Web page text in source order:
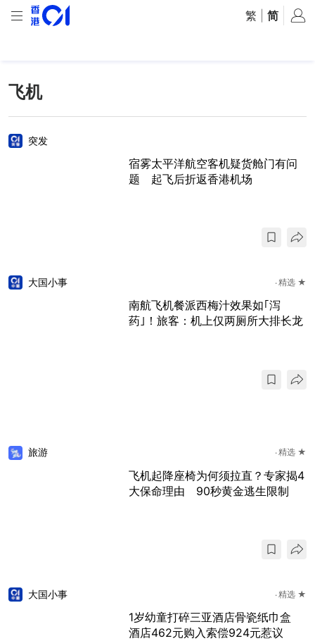
繁 简
飞机
突发
宿雾太平洋航空客机疑货舱门有问
题 起飞后折返香港机场
大国小事 精选 ★
南航飞机餐派西梅汁效果如｢泻
药｣！旅客：机上仅两厕所大排长龙
旅游 精选 ★
飞机起降座椅为何须拉直？专家揭4
大保命理由 90秒黄金逃生限制
大国小事 精选 ★
1岁幼童打碎三亚酒店骨瓷纸巾盒
酒店462元购入索偿924元惹议